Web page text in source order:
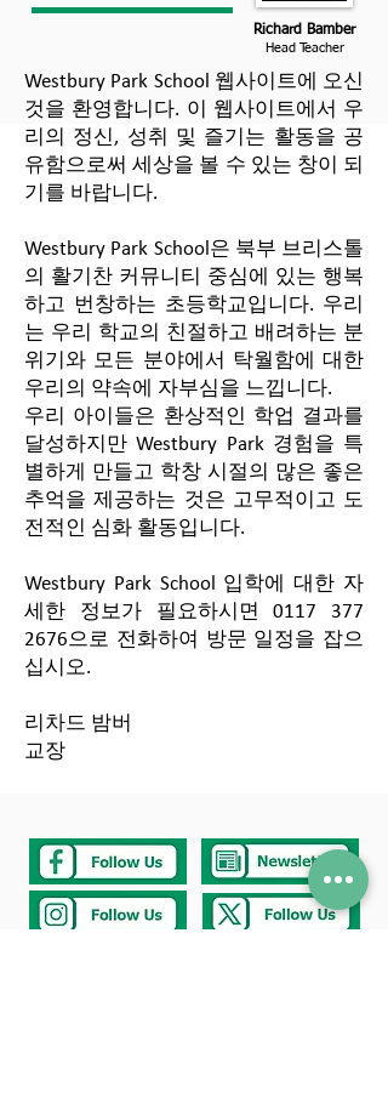
Richard Bamber
Head Teacher
Westbury Park School 웹사이트에 오신
것을 환영합니다. 이 웹사이트에서 우
리의 정신, 성취 및 즐기는 활동을 공
유함으로써 세상을 볼 수 있는 창이 되
기를 바랍니다.
Westbury Park School은 북부 브리스톨
의 활기찬 커뮤니티 중심에 있는 행복
하고 번창하는 초등학교입니다. 우리
는 우리 학교의 친절하고 배려하는 분
위기와 모든 분야에서 탁월함에 대한
우리의 약속에 자부심을 느낍니다.
우리 아이들은 환상적인 학업 결과를
달성하지만 Westbury Park 경험을 특
별하게 만들고 학창 시절의 많은 좋은
추억을 제공하는 것은 고무적이고 도
전적인 심화 활동입니다.
Westbury Park School 입학에 대한 자
세한 정보가 필요하시면0117 377
2676으로 전화하여 방문 일정을 잡으
십시오.
리차드 밤버
교장